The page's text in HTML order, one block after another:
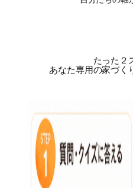
たった２
あなた専用の家づく